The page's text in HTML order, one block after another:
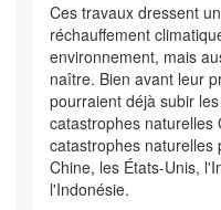
Ces travaux dressent
réchauffement
environnement, mais
naître. Bien avant leur
pourraient déjà subir
catastrophes naturelles
catastrophes
Chine, les États-Unis,
l'Indonésie.